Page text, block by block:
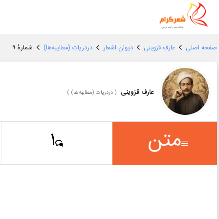
صفحه اصلی عارف قزوینی دیوان اشعار دردریات (مطایبه‌ها) شمارهٔ ۹
عارف قزوینی (دردریات (مطایبه‌ها) )
متن 1